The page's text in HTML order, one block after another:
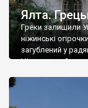
Ялта.
Греки залишили
ніжинські
загублений у
Ніжин греки?